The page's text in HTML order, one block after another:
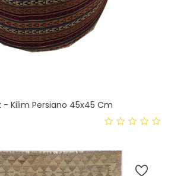
Kilim Persiano 45x45 Cm